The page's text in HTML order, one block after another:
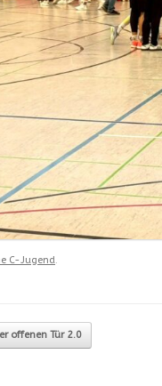
C-Jugend.
offenen Tür 2.0